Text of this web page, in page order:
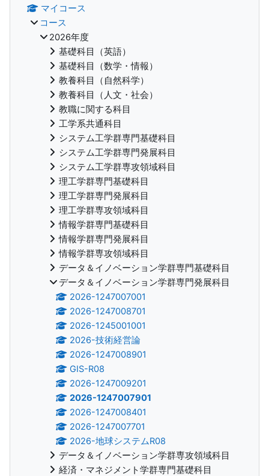
マイコース
コース
2026年度
基礎科目（英語）
基礎科目（数学・情報）
教養科目（自然科学）
教養科目（人文・社会）
教職に関する科目
工学系共通科目
システム工学群専門基礎科目
システム工学群専門発展科目
システム工学群専攻領域科目
理工学群専門基礎科目
理工学群専門発展科目
理工学群専攻領域科目
情報学群専門基礎科目
情報学群専門発展科目
情報学群専攻領域科目
データ＆イノベーション学群専門基礎科目
データ＆イノベーション学群専門発展科目
2026-1247007001
2026-1247008701
2026-1245001001
2026-技術経営論
2026-1247008901
GIS-R08
2026-1247009201
2026-1247007901
2026-1247008401
2026-1247007701
2026-地球システムR08
データ＆イノベーション学群専攻領域科目
経済・マネジメント学群専門基礎科目